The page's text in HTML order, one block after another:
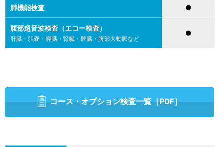
肺機能検査 ●
腹部超音波検査（エコー検査）
肝臓・胆嚢・膵臓・腎臓・脾臓・腹部大動脈など
●
コース・オプション検査一覧［PDF］